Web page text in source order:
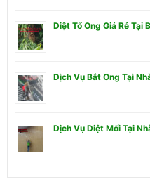
Diệt Tổ Ong Giá Rẻ Tại
Dịch Vụ Bắt Ong Tại
Dịch Vụ Diệt Mối Tại